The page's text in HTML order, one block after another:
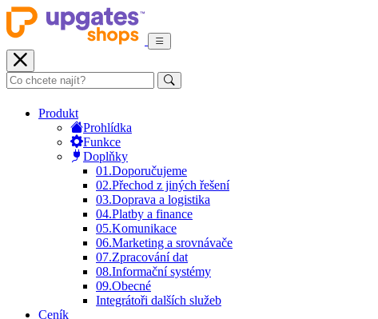
Produkt
Prohlídka
Funkce
Doplňky
01.Doporučujeme
02.Přechod z jiných řešení
03.Doprava a logistika
04.Platby a finance
05.Komunikace
06.Marketing a srovnávače
07.Zpracování dat
08.Informační systémy
09.Obecné
Integrátoři dalších služeb
Ceník